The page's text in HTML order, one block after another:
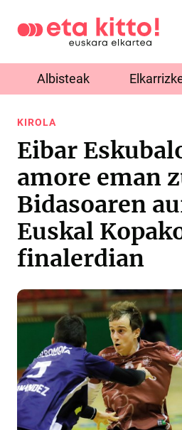
Albisteak
KIROLA
Eibar
amore eman
Bidasoaren
Euskal
finalerdian